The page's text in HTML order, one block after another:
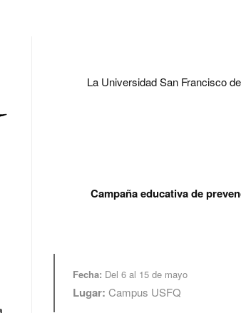
La Universidad San Francisco
Campaña educativa de
Fecha: Del 6 al 15 de mayo
Lugar: Campus USFQ